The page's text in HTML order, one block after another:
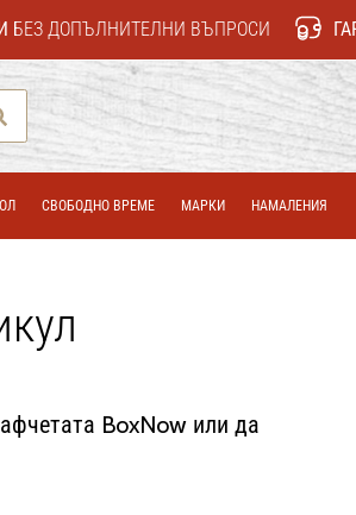
БЕЗ ДОПЪЛНИТЕЛНИ ВЪПРОСИ
СВОБОДНО ВРЕМЕ МАРКИ НАМАЛЕНИЯ
BoxNow или да